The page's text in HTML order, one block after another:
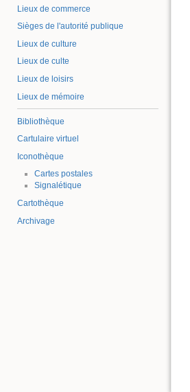
Lieux de commerce
Sièges de l'autorité publique
Lieux de culture
Lieux de culte
Lieux de loisirs
Lieux de mémoire
Bibliothèque
Cartulaire virtuel
Iconothèque
Cartes postales
Signalétique
Cartothèque
Archivage